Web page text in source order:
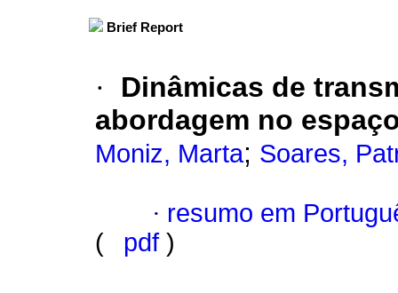
Brief Report
·
Dinâmicas de
abordagem no
Moniz, Marta; Soares,
· resumo em
(
pdf )